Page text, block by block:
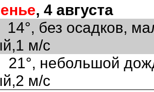
, 4 августа
без осадков,
м/с
небольшой
м/с